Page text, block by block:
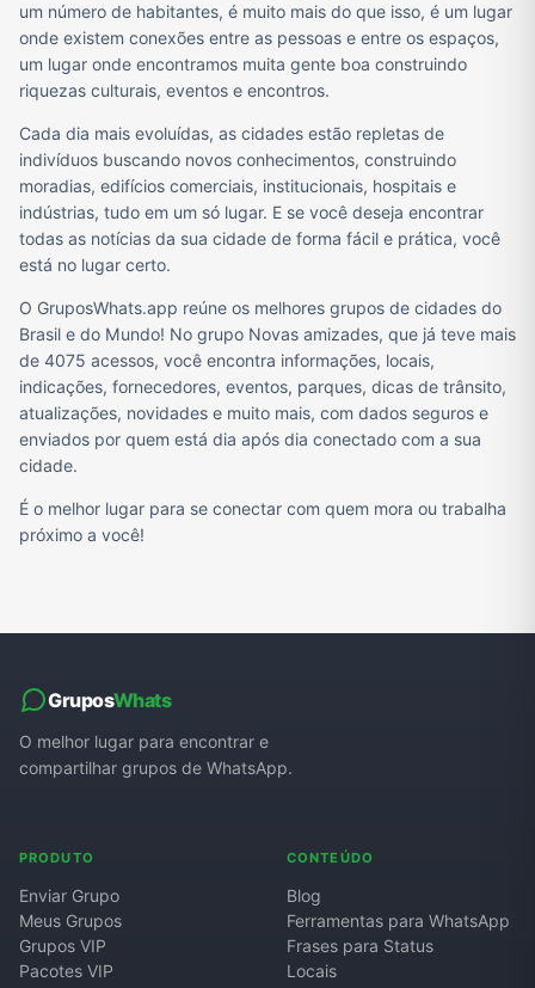
um número de habitantes, é muito mais do que isso, é um lugar
onde existem conexões entre as pessoas e entre os espaços,
um lugar onde encontramos muita gente boa construindo
riquezas culturais, eventos e encontros.
Cada dia mais evoluídas, as cidades estão repletas de
indivíduos buscando novos conhecimentos, construindo
moradias, edifícios comerciais, institucionais, hospitais e
indústrias, tudo em um só lugar. E se você deseja encontrar
todas as notícias da sua cidade de forma fácil e prática, você
está no lugar certo.
O GruposWhats.app reúne os melhores grupos de cidades do
Brasil e do Mundo! No grupo Novas amizades, que já teve mais
de 4075 acessos, você encontra informações, locais,
indicações, fornecedores, eventos, parques, dicas de trânsito,
atualizações, novidades e muito mais, com dados seguros e
enviados por quem está dia após dia conectado com a sua
cidade.
É o melhor lugar para se conectar com quem mora ou trabalha
próximo a você!
GruposWhats
O melhor lugar para encontrar e
compartilhar grupos de WhatsApp.
PRODUTO
Enviar Grupo
Meus Grupos
Grupos VIP
Pacotes VIP
CONTEÚDO
Blog
Ferramentas para WhatsApp
Frases para Status
Locais